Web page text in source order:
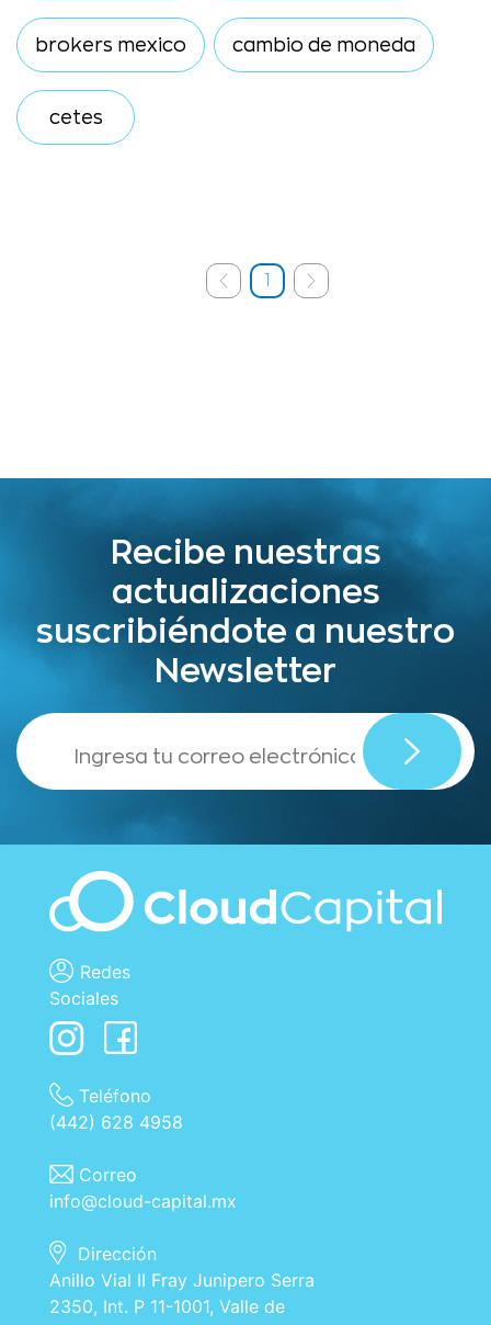
brokers mexico cambio de moneda
cetes
1
Recibe nuestras
actualizaciones
suscribiéndote a nuestro
Newsletter
,
Redes
Sociales
Teléfono
(442) 628 4958
Correo
info@cloud-capital.mx
Dirección
Anillo Vial II Fray Junipero Serra
2350, Int. P 11-1001, Valle de